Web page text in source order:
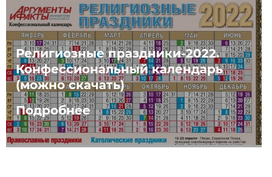
Религиозные праздники-2022.
Конфессиональный календарь
(можно скачать)
Подробнее